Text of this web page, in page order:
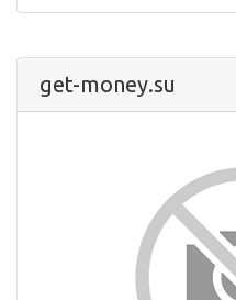
get-money.su